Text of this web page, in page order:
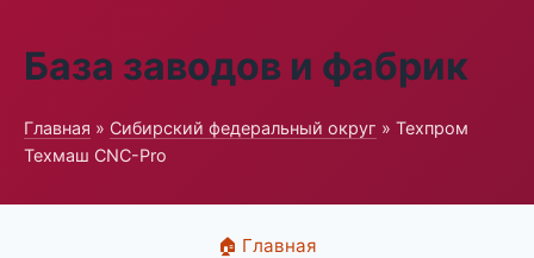
База заводов и фабрик
Главная » Сибирский федеральный округ » Техпром
Техмаш CNC-Pro
🏠 Главная